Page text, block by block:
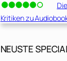
Kritiken zu
NEUSTE